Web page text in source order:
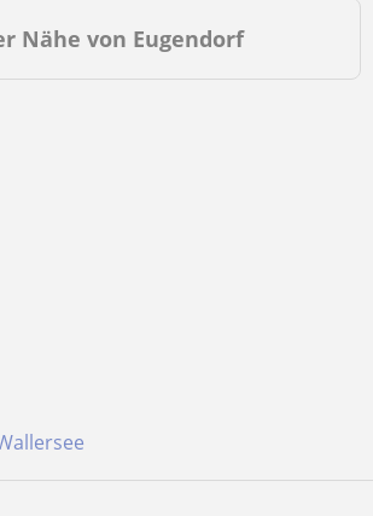
Nähe von Eugendorf